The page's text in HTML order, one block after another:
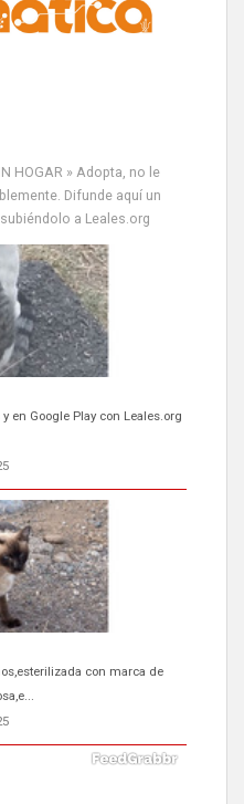
HOGAR » Adopta, no le
Difunde aquí un
a Leales.org
en Google Play con Leales.org
con marca de